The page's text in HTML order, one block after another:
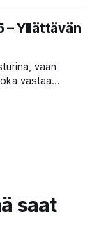
– Yllättävän
vaan
vastaa
hinnalla.
saat